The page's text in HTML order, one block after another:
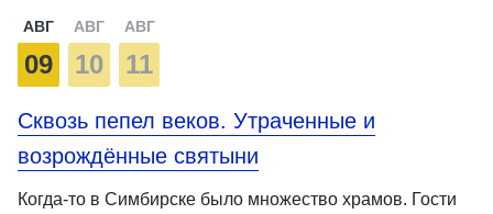
АВГ
09
АВГ
10
АВГ
11
Сквозь пепел веков. Утраченные и
возрождённые святыни
Когда-то в Симбирске было множество храмов. Гости